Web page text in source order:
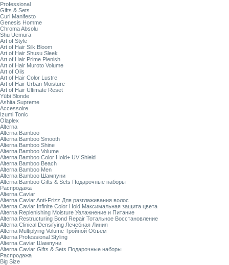
Professional
Gifts & Sets
Curl Manifesto
Genesis Homme
Chroma Absolu
Shu Uemura
Art of Style
Art of Hair Silk Bloom
Art of Hair Shusu Sleek
Art of Hair Prime Plenish
Art of Hair Muroto Volume
Art of Oils
Art of Hair Color Lustre
Art of Hair Urban Moisture
Art of Hair Ultimate Reset
Yūbi Blonde
Ashita Supreme
Accessoire
Izumi Tonic
Olaplex
Alterna
Alterna Bamboo
Alterna Bamboo Smooth
Alterna Bamboo Shine
Alterna Bamboo Volume
Alterna Bamboo Color Hold+ UV Shield
Alterna Bamboo Beach
Alterna Bamboo Men
Alterna Bamboo Шампуни
Alterna Bamboo Gifts & Sets Подарочные наборы
Распродажа
Alterna Caviar
Alterna Caviar Anti-Frizz Для разглаживания волос
Alterna Caviar Infinite Color Hold Максимальная защита цвета
Alterna Replenishing Moisture Увлажнение и Питание
Alterna Restructuring Bond Repair Тотальное Восстановление
Alterna Clinical Densifying Лечебная Линия
Alterna Multiplying Volume Тройной Объем
Alterna Professional Styling
Alterna Caviar Шампуни
Alterna Caviar Gifts & Sets Подарочные наборы
Распродажа
Big Size